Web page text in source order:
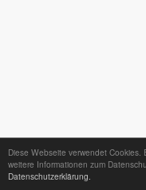
Diese Webseite verwendet Cookies.
weitere Informationen zum
Datenschutzerklärung.
24h -